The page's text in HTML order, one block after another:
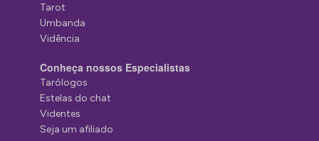
Tarot
Umbanda
Vidência
Conheça nossos Especialistas
Tarólogos
Estelas do chat
Videntes
Seja um afiliado